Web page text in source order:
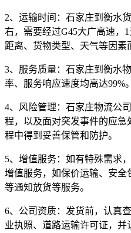
2、运输时间： 石家庄到衡水
右，需要经过G45大广高速，
距离、货物类型、天气等因素
3、服务质量： 石家庄到衡水
率、服务响应速度均高达99%。
4、风险管理： 石家庄物流公
程，以及面对突发事件的应
程中得到妥善保管和防护。
5、增值服务： 如有特殊需求
增值服务，如保价运输、安全
等通知放货等服务。
6、公司资质： 发货前，认真
业执照、道路运输许可证，并